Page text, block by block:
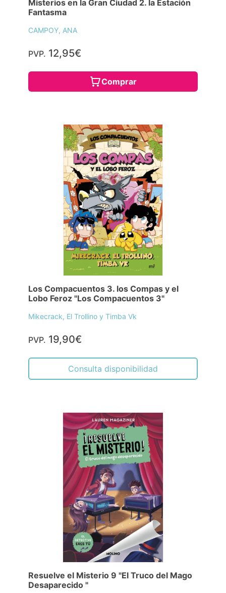
Misterios en la Gran Ciudad 2. la Estación
Fantasma
CAMPOY, ANA
PVP. 12,95€
Comprar
Los Compacuentos 3. los Compas y el
Lobo Feroz "Los Compacuentos 3"
Mikecrack, El Trollino y Timba Vk
PVP. 19,90€
Consulta disponibilidad
Resuelve el Misterio 9 "El Truco del Mago
Desaparecido "